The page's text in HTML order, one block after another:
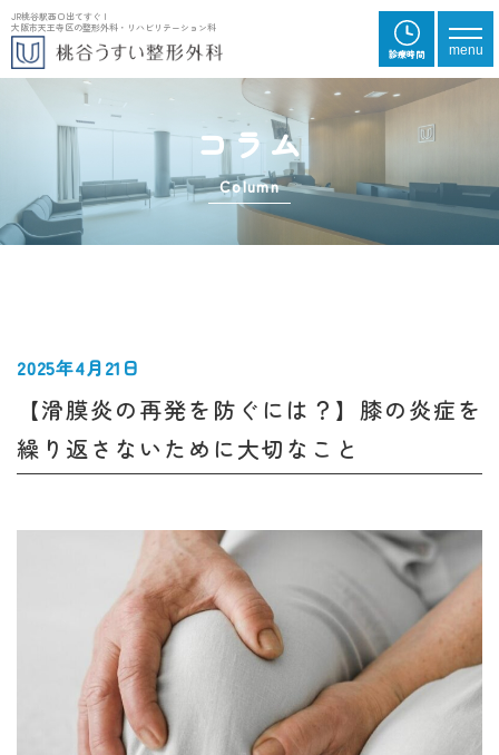
JR桃谷駅西口出てすぐ |
大阪市天王寺区の整形外科・リハビリテーション科
メニ
menu
診療時間
コラム
Column
2025年4月21日
【滑膜炎の再発を防ぐには？】膝の炎症を
繰り返さないために大切なこと